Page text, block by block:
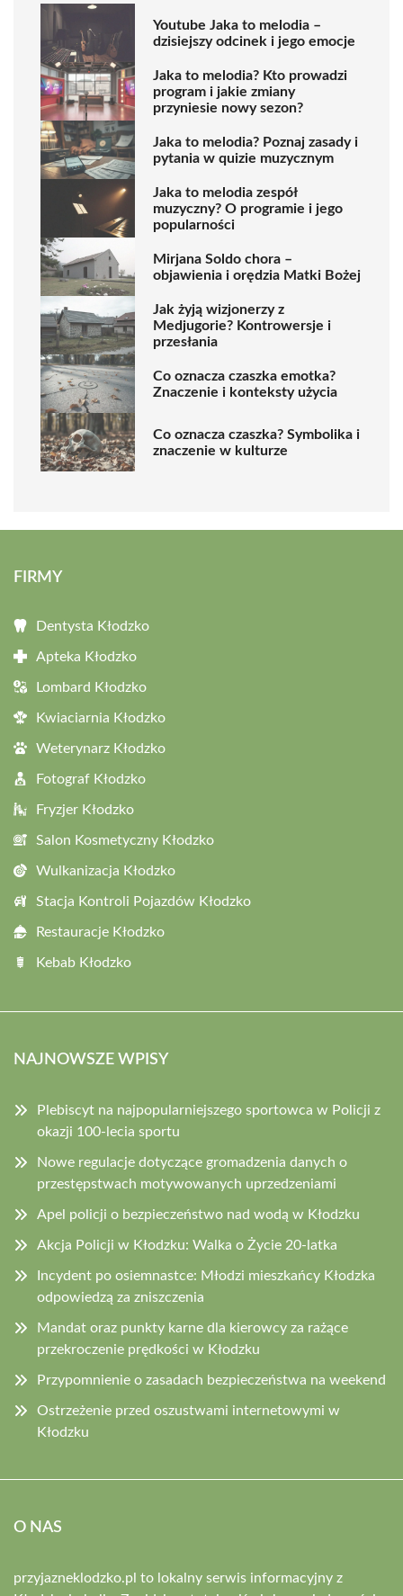
Youtube Jaka to melodia –
dzisiejszy odcinek i jego emocje
Jaka to melodia? Kto prowadzi
program i jakie zmiany
przyniesie nowy sezon?
Jaka to melodia? Poznaj zasady i
pytania w quizie muzycznym
Jaka to melodia zespół
muzyczny? O programie i jego
popularności
Mirjana Soldo chora –
objawienia i orędzia Matki Bożej
Jak żyją wizjonerzy z
Medjugorie? Kontrowersje i
przesłania
Co oznacza czaszka emotka?
Znaczenie i konteksty użycia
Co oznacza czaszka? Symbolika i
znaczenie w kulturze
FIRMY
Dentysta Kłodzko
Apteka Kłodzko
Lombard Kłodzko
Kwiaciarnia Kłodzko
Weterynarz Kłodzko
Fotograf Kłodzko
Fryzjer Kłodzko
Salon Kosmetyczny Kłodzko
Wulkanizacja Kłodzko
Stacja Kontroli Pojazdów Kłodzko
Restauracje Kłodzko
Kebab Kłodzko
NAJNOWSZE WPISY
Plebiscyt na najpopularniejszego sportowca w Policji z
okazji 100-lecia sportu
Nowe regulacje dotyczące gromadzenia danych o
przestępstwach motywowanych uprzedzeniami
Apel policji o bezpieczeństwo nad wodą w Kłodzku
Akcja Policji w Kłodzku: Walka o Życie 20-latka
Incydent po osiemnastce: Młodzi mieszkańcy Kłodzka
odpowiedzą za zniszczenia
Mandat oraz punkty karne dla kierowcy za rażące
przekroczenie prędkości w Kłodzku
Przypomnienie o zasadach bezpieczeństwa na weekend
Ostrzeżenie przed oszustwami internetowymi w
Kłodzku
O NAS
przyjazneklodzko.pl to lokalny serwis informacyjny z